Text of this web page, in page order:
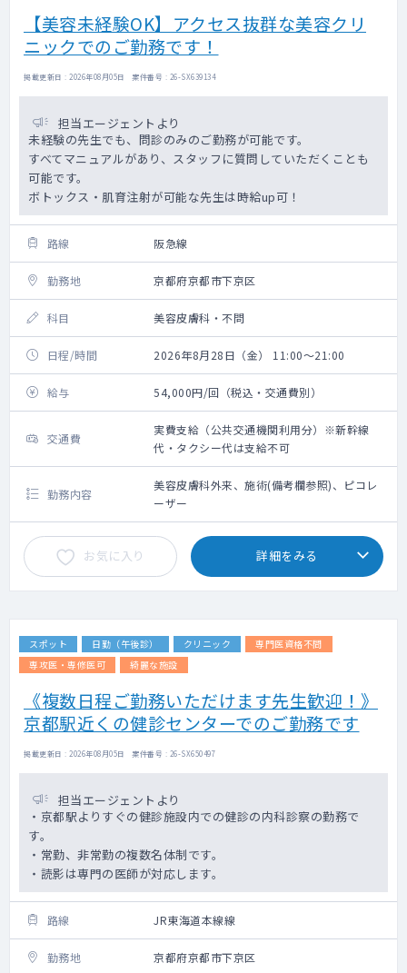
【美容未経験OK】アクセス抜群な美容クリ
ニックでのご勤務です！
掲載更新日 : 2026年08月05日 案件番号 : 26-SX639134
担当エージェントより
未経験の先生でも、問診のみのご勤務が可能です。
すべてマニュアルがあり、スタッフに質問していただくことも
可能です。
ボトックス・肌育注射が可能な先生は時給up可！
路線 阪急線
勤務地 京都府京都市下京区
科目 美容皮膚科・不問
日程/時間 2026年8月28日（金） 11:00～21:00
給与 54,000円/回（税込・交通費別）
交通費
実費支給（公共交通機関利用分）※新幹線
代・タクシー代は支給不可
勤務内容
美容皮膚科外来、施術(備考欄参照)、ピコレ
ーザー
お気に入り 詳細をみる
スポット 日勤（午後診） クリニック
専門医資格不問
専攻医・専修医可
綺麗な施設
《複数日程ご勤務いただけます先生歓迎！》
京都駅近くの健診センターでのご勤務です
掲載更新日 : 2026年08月05日 案件番号 : 26-SX650497
担当エージェントより
・京都駅よりすぐの健診施設内での健診の内科診察の勤務で
す。
・常勤、非常勤の複数名体制です。
・読影は専門の医師が対応します。
路線 JR東海道本線線
勤務地 京都府京都市下京区